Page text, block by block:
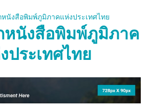
นังสือพิมพ์ภูมิภาค
ประเทศไทย